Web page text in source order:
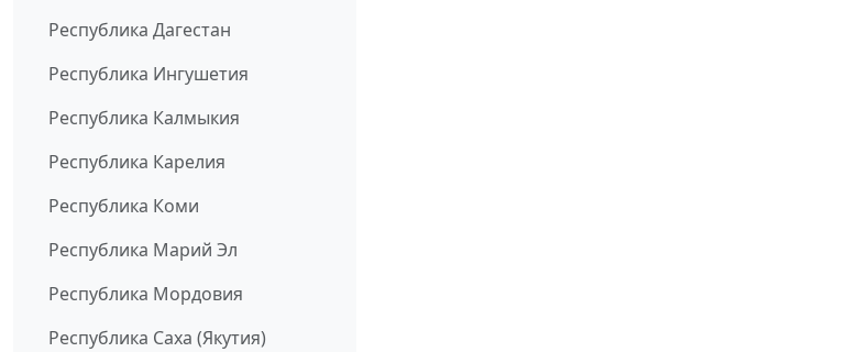
Республика Дагестан
Республика Ингушетия
Республика Калмыкия
Республика Карелия
Республика Коми
Республика Марий Эл
Республика Мордовия
Республика Саха (Якутия)